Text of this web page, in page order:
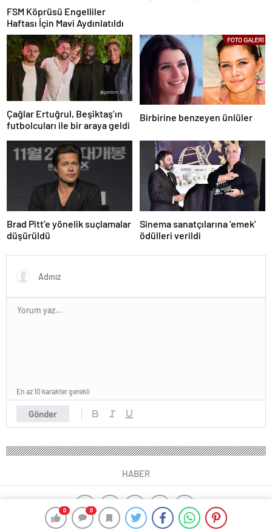
0 0
FSM Köprüsü Engelliler
Haftası İçin Mavi Aydınlatıldı
Çağlar Ertuğrul, Beşiktaş’ın
futbolcuları ile bir araya geldi
Birbirine benzeyen ünlüler
Brad Pitt’e yönelik suçlamalar
düşürüldü
Sinema sanatçılarına ’emek’
ödülleri verildi
Gönder
En az 10 karakter gerekli
HABER